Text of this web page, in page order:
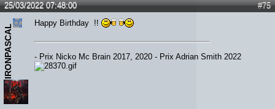
#75
25/03/2022 07:48:00
IRONPASCAL
Happy Birthday !!
- Prix Nicko Mc Brain 2017, 2020 - Prix Adrian Smith 2022